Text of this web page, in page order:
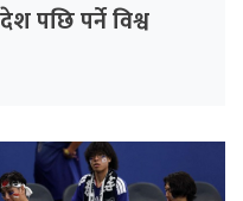
पछि पर्ने विश्व